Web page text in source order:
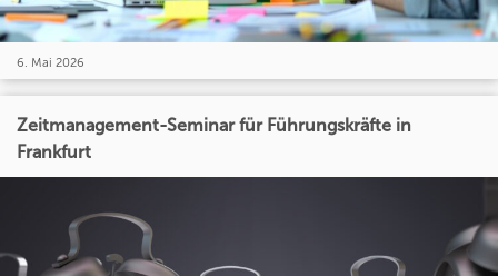
6. Mai 2026
Zeitmanagement-Seminar für Führungskräfte in
Frankfurt